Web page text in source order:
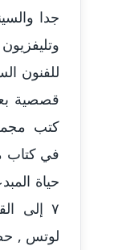
جدا
للفنون
قصصية
كتب
في كتاب
حياة
٧ إلى
لوتس ,